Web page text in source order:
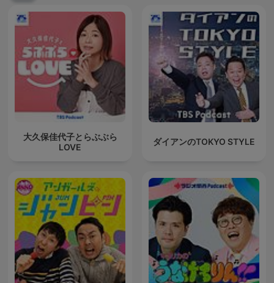
大久保佳代子とらぶぶら
LOVE
ダイアンのTOKYO STYLE